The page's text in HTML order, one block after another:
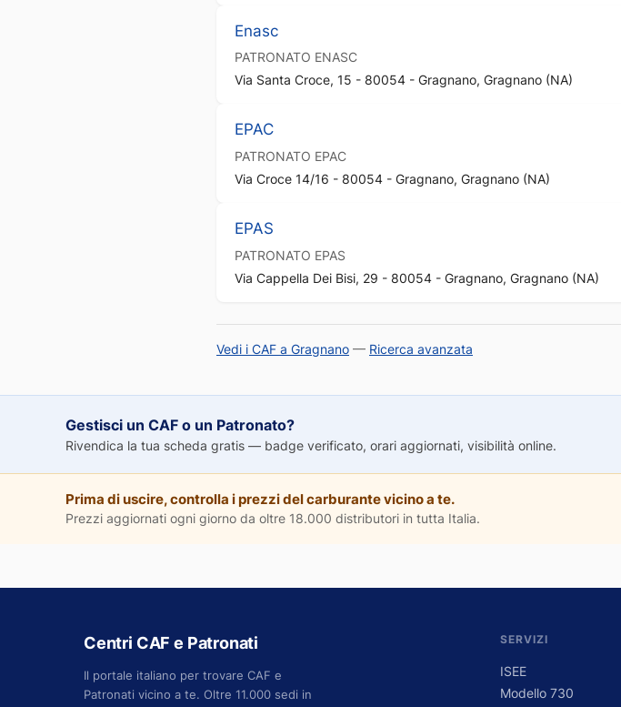
Enasc
PATRONATO ENASC
Via Santa Croce, 15 - 80054 - Gragnano, Gragnano (NA)
EPAC
PATRONATO EPAC
Via Croce 14/16 - 80054 - Gragnano, Gragnano (NA)
EPAS
PATRONATO EPAS
Via Cappella Dei Bisi, 29 - 80054 - Gragnano, Gragnano (NA)
Vedi i CAF a Gragnano — Ricerca avanzata
Gestisci un CAF o un Patronato?
Rivendica la tua scheda gratis — badge verificato, orari aggiornati, visibilità online.
Prima di uscire, controlla i prezzi del carburante vicino a te.
Prezzi aggiornati ogni giorno da oltre 18.000 distributori in tutta Italia.
Centri CAF e Patronati
Il portale italiano per trovare CAF e
Patronati vicino a te. Oltre 11.000 sedi in
SERVIZI
ISEE
Modello 730